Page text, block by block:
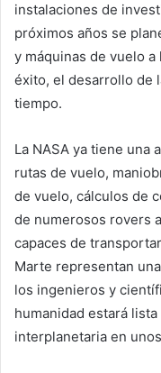
instalaciones de
próximos años se
y máquinas de vuelo
éxito, el desarrollo de
tiempo.
La NASA ya tiene una
rutas de vuelo,
de vuelo, cálculos de
de numerosos rovers
capaces de
Marte representan
los ingenieros y
humanidad estará
interplanetaria en